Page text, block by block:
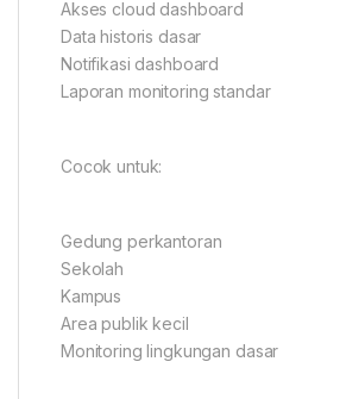
Akses cloud dashboard
Data historis dasar
Notifikasi dashboard
Laporan monitoring standar
Cocok untuk:
Gedung perkantoran
Sekolah
Kampus
Area publik kecil
Monitoring lingkungan dasar